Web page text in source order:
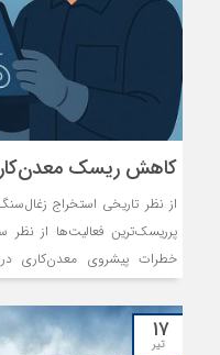
کاهش ریسک
از نظر تاریخی استخراج
پرریسک‌ترین فعالیت‌ها از نظر
خطرات پیشروی معدن‌کاری
جریان‌های الکتریکی و
سقوط تجهیزات و افراد،
۱۷
تیر